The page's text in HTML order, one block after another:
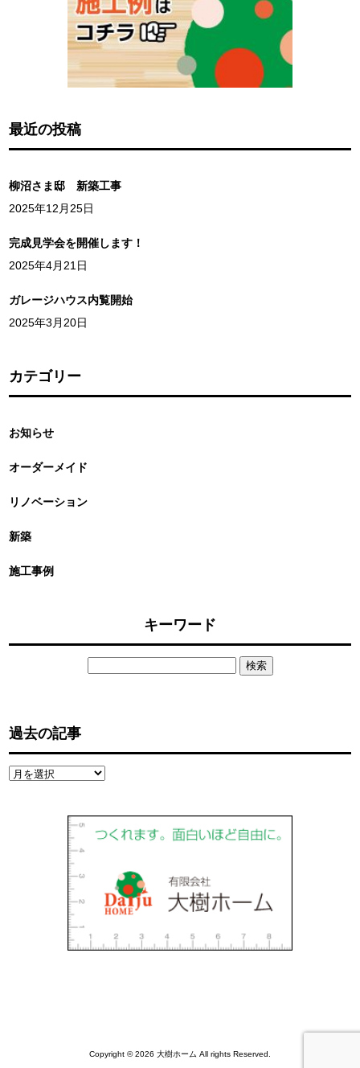
最近の投稿
柳沼さま邸 新築工事
2025年12月25日
完成見学会を開催します！
2025年4月21日
ガレージハウス内覧開始
2025年3月20日
カテゴリー
お知らせ
オーダーメイド
リノベーション
新築
施工事例
キーワード
過去の記事
過
Copyright © 2026 大樹ホーム All rights Reserved.